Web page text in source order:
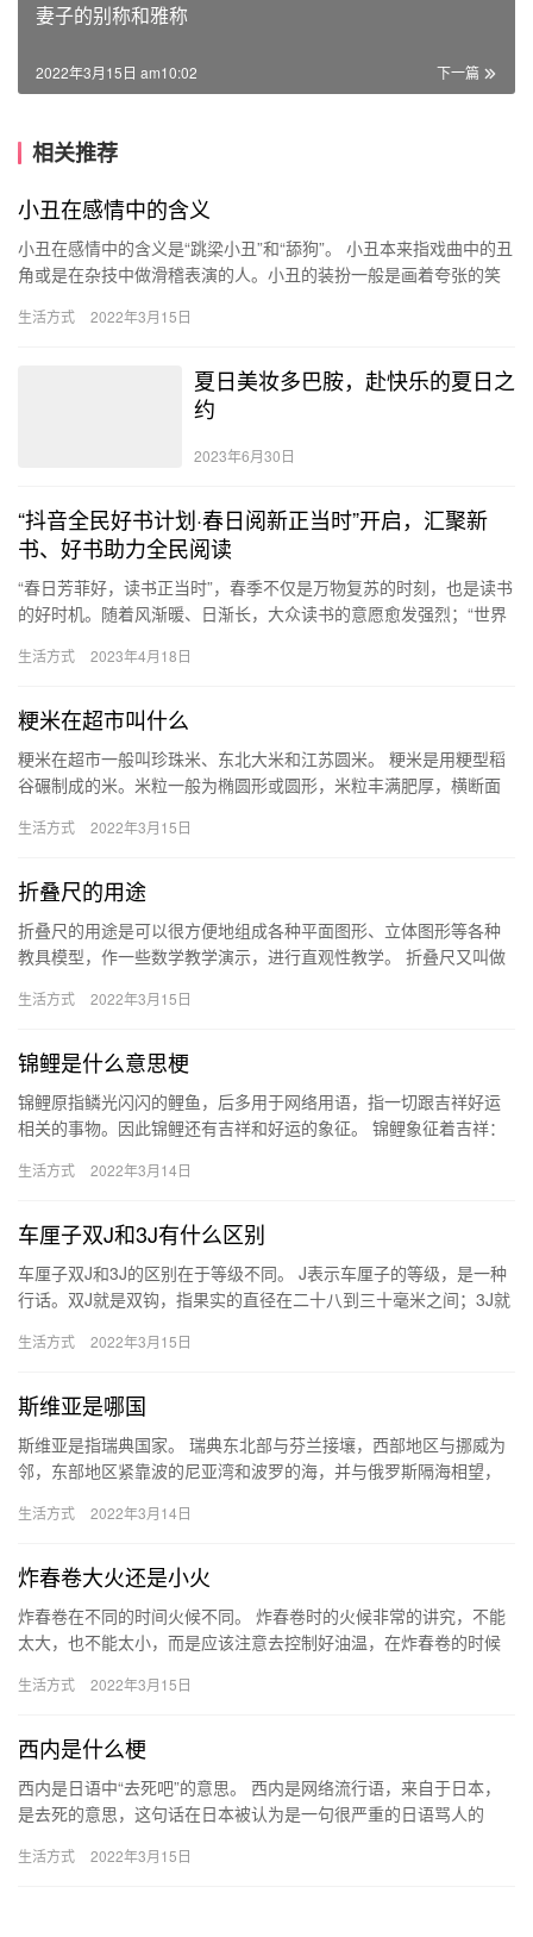
妻子的别称和雅称
下一篇
2022年3月15日 am10:02
相关推荐
小丑在感情中的含义
小丑在感情中的含义是“跳梁小丑”和“舔狗”。 小丑本来指戏曲中的丑
角或是在杂技中做滑稽表演的人。小丑的装扮一般是画着夸张的笑
生活方式 2022年3月15日
夏日美妆多巴胺，赴快乐的夏日之
约
2023年6月30日
“抖音全民好书计划·春日阅新正当时”开启，汇聚新
书、好书助力全民阅读
“春日芳菲好，读书正当时”，春季不仅是万物复苏的时刻，也是读书
的好时机。随着风渐暖、日渐长，大众读书的意愿愈发强烈；“世界
生活方式 2023年4月18日
粳米在超市叫什么
粳米在超市一般叫珍珠米、东北大米和江苏圆米。 粳米是用粳型稻
谷碾制成的米。米粒一般为椭圆形或圆形，米粒丰满肥厚，横断面
粘性…
生活方式 2022年3月15日
折叠尺的用途
折叠尺的用途是可以很方便地组成各种平面图形、立体图形等各种
教具模型，作一些数学教学演示，进行直观性教学。 折叠尺又叫做
木材…
生活方式 2022年3月15日
锦鲤是什么意思梗
锦鲤原指鳞光闪闪的鲤鱼，后多用于网络用语，指一切跟吉祥好运
相关的事物。因此锦鲤还有吉祥和好运的象征。 锦鲤象征着吉祥：
时候…
生活方式 2022年3月14日
车厘子双J和3J有什么区别
车厘子双J和3J的区别在于等级不同。 J表示车厘子的等级，是一种
行话。双J就是双钩，指果实的直径在二十八到三十毫米之间；3J就
生活方式 2022年3月15日
斯维亚是哪国
斯维亚是指瑞典国家。 瑞典东北部与芬兰接壤，西部地区与挪威为
邻，东部地区紧靠波的尼亚湾和波罗的海，并与俄罗斯隔海相望，
南…
生活方式 2022年3月14日
炸春卷大火还是小火
炸春卷在不同的时间火候不同。 炸春卷时的火候非常的讲究，不能
太大，也不能太小，而是应该注意去控制好油温，在炸春卷的时候
生活方式 2022年3月15日
西内是什么梗
西内是日语中“去死吧”的意思。 西内是网络流行语，来自于日本，
是去死的意思，这句话在日本被认为是一句很严重的日语骂人的
句话…
生活方式 2022年3月15日